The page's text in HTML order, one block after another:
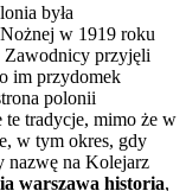
była
w 1919 roku
Zawodnicy przyjęli
im przydomek
polonii
te tradycje, mimo że w
w tym okres, gdy
nazwę na Kolejarz
warszawa historia,